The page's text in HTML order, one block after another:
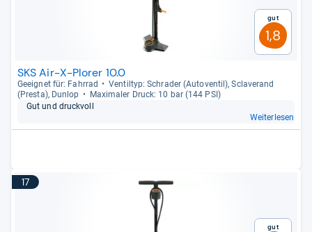
Gut
1,8
SKS Air-X-Plorer 10.0
Geeig­net für: Fahr­rad
Ven­til­typ: Schra­der (Auto­ven­til), Scla­ve­rand
(Presta), Dun­lop
Maxi­ma­ler Druck: 10 bar (144 PSI)
Gut und druck­voll
Weiterlesen
17
Gut